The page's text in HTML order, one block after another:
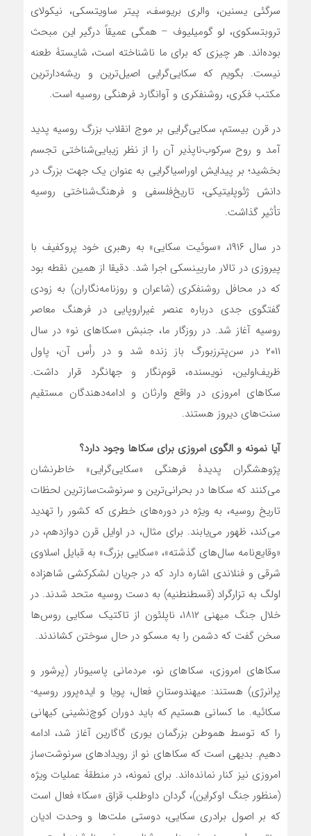
سرگئی یسنین، والری بریوسف، پیتر ساویتسکی، نیکولای
تروبتسکوی، لو گومیلیوف – همگی عمیقاً درگیر این مبحث
بوده‌اند. هر چیزی که برای ما ناشناخته است، شایستۀ طعنه
نیست. بگویم که سکایی‌گرایی اصیل‌ترین و ریشه‌دارترین
مکتب فکری، روشنفکری و آوانگارد فرهنگی روسیه است.
در قرن بیستم، سکایی‌گرایی بر موج انقلاب بزرگ روسیه پدید
آمد و روح سرکوب‌ناپذیر آن را از نظر زیبایی‌شناختی تجسم
بخشید؛ بر پیدایش اوراسیاگرایی به عنوان یک جهت بزرگ در
دانش ژئوپلیتیکی، تاریخ‌فلسفی و فرهنگ‌شناختی روسیه
تأثیر گذاشت.
در سال ۱۹۱۶، «سوئیت سکایی» به رهبری خود پروکفیف با
پیروزی در تالار ماریینسکی اجرا شد. دقیقا از همین نقطه بود
که در محافل روشنفکری (شاعران و روزنامه‌نگاران) به زودی
گفتگوی جدی درباره عنصر غیراروپایی در فرهنگ معاصر
روسیه آغاز شد. در روزگار ما، جنبش «سکاهای نو» در سال
۲۰۱۱ در سن‌پترزبورگ باز زنده شد و در رأس آن، پاول
ظریف‌اولین، نویسنده، قوم‌نگار و جهانگرد قرار داشت.
سکاهای امروزی در واقع وارثان و ادامه‌دهندگان مستقیم
سنت‌های دیروز هستند.
آیا نمونه و الگوی امروزی برای سکاها وجود دارد؟
پژوهشگران پدیدۀ فرهنگی «سکایی‌گرایی» خاطرنشان
می‌کنند که سکاها در بحرانی‌ترین و سرنوشت‌سازترین لحظات
تاریخ روسیه، به ویژه در دوره‌های خطری که کشور را تهدید
می‌کند، ظهور می‌یابند. برای مثال، در اوایل قرن دوازدهم، در
«وقایع‌نامه سال‌های گذشته»، «سکایی بزرگ» به قبایل اسلاوی
شرقی و فنلاندی اشاره دارد که در جریان لشکرکشی شاهزاده
اولگ به تزارگراد (قسطنطنیه) به دست روسیه متحد شدند. در
خلال جنگ میهنی ۱۸۱۲، ناپلئون از تاکتیک سکایی روس‌ها
سخن گفت که دشمن را به مسکو در حال سوختن کشاندند.
سکاهای امروزی، سکاهای نو، مردمانی پاسیونار (پرشور و
پرانرژی) هستند: میهندوستانِ فعال، پویا و ایده‌پرور روسیه-
سکائیه. ما کسانی هستیم که باید دوران کوچ‌نشینی کیهانی
را که توسط هموطن بزرگمان یوری گاگارین آغاز شد، ادامه
دهیم. بدیهی است که سکاهای نو از رویدادهای سرنوشت‌ساز
امروزی نیز کنار نمانده‌اند. برای نمونه، در منطقۀ عملیات ویژه
(منظور جنگ اوکراین)، گردان داوطلب قزاق «سکا» فعال است
که بر اصول برادری سکایی، دوستی ملت‌ها و وحدت ادیان